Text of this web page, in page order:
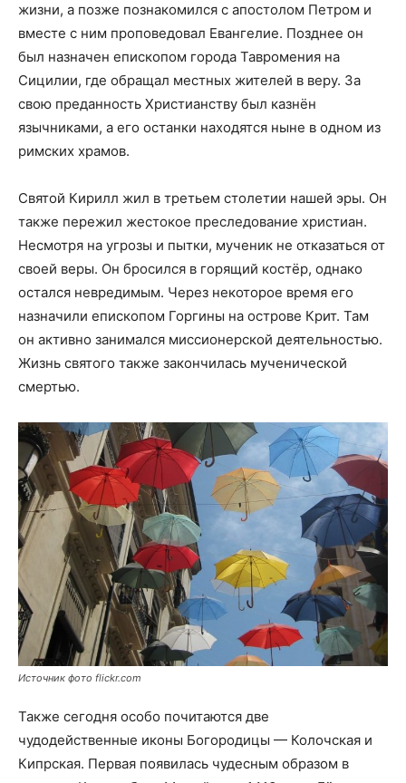
жизни, а позже познакомился с апостолом Петром и
вместе с ним проповедовал Евангелие. Позднее он
был назначен епископом города Тавромения на
Сицилии, где обращал местных жителей в веру. За
свою преданность Христианству был казнён
язычниками, а его останки находятся ныне в одном из
римских храмов.
Святой Кирилл жил в третьем столетии нашей эры. Он
также пережил жестокое преследование христиан.
Несмотря на угрозы и пытки, мученик не отказаться от
своей веры. Он бросился в горящий костёр, однако
остался невредимым. Через некоторое время его
назначили епископом Горгины на острове Крит. Там
он активно занимался миссионерской деятельностью.
Жизнь святого также закончилась мученической
смертью.
Источник фото flickr.com
Также сегодня особо почитаются две
чудодейственные иконы Богородицы — Колочская и
Кипрская. Первая появилась чудесным образом в